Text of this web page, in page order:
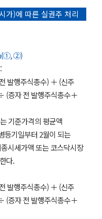
가)에 따른 실권주 처리
②)
발행주식총수) ＋ (신주
(증자 전 발행주식총수＋
기준가격의 평균액
등기일부터 2월이 되는
시세가액 또는 코스닥시장
다.
발행주식총수) ＋ (신주
(증자 전 발행주식총수＋